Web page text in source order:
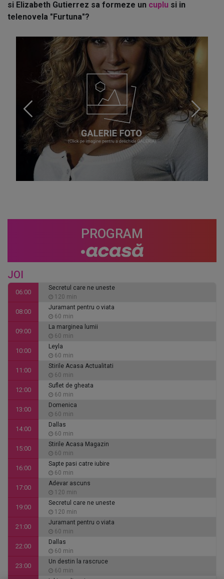
si Elizabeth Gutierrez sa formeze un cuplu si in
telenovela "Furtuna"?
PROGRAM
JOI
06:00
Secretul care ne uneste
120 min
08:00
Juramant pentru o viata
60 min
09:00
La marginea lumii
60 min
10:00
Leyla
60 min
11:00
Stirile Acasa Actualitati
60 min
12:00
Suflet de gheata
60 min
13:00
Domenica
60 min
14:00
Dallas
60 min
15:00
Stirile Acasa Magazin
60 min
16:00
Sapte pasi catre iubire
60 min
17:00
Adevar ascuns
120 min
19:00
Secretul care ne uneste
120 min
21:00
Juramant pentru o viata
60 min
22:00
Dallas
60 min
23:00
Un destin la rascruce
60 min